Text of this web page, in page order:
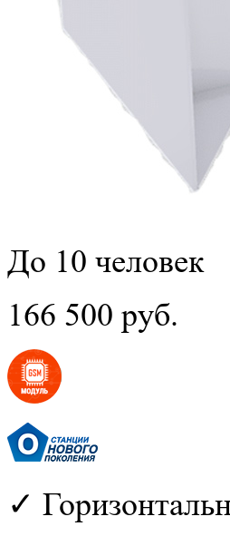
До 10 человек
166 500 руб.
✓